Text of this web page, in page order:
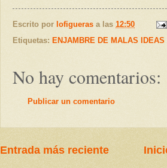
Escrito por lofigueras a las 12:50
Etiquetas: ENJAMBRE DE MALAS IDEAS
No hay comentarios:
Publicar un comentario
Entrada más reciente